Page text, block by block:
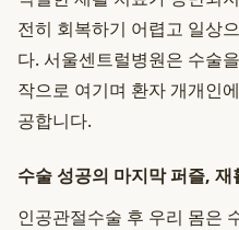
전히 회복하기 어렵고 일상
다. 서울센트럴병원은 수술
작으로 여기며 환자 개개인
공합니다.
수술 성공의 마지막 퍼즐, 재
인공관절수술 후 우리 몸은